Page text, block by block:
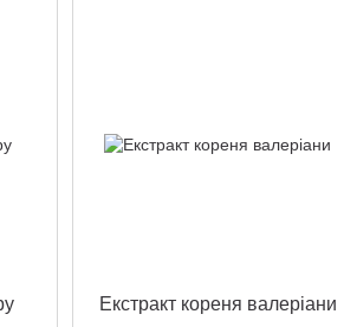
Екстракт кореня валеріани